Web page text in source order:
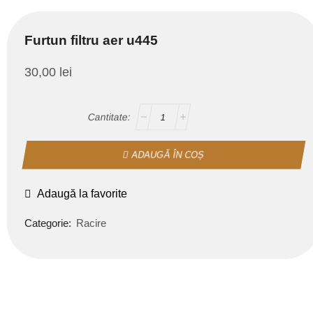
Furtun filtru aer u445
30,00 lei
ADAUGĂ ÎN COȘ
Adaugă la favorite
Categorie: Racire